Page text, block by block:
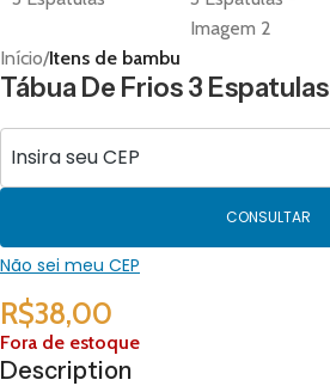
Início Itens de bambu
Tábua De Frios 3 Espatulas
CONSULTAR
Não sei meu CEP
R$38,00
Fora de estoque
Description